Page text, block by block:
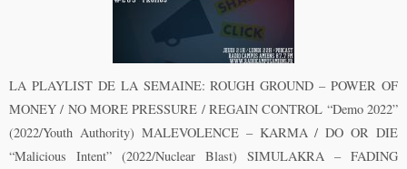
LA PLAYLIST DE LA SEMAINE: ROUGH GROUND – POWER OF
MONEY / NO MORE PRESSURE / REGAIN CONTROL “Demo 2022”
(2022/Youth Authority) MALEVOLENCE – KARMA / DO OR DIE
“Malicious Intent” (2022/Nuclear Blast) SIMULAKRA – FADING